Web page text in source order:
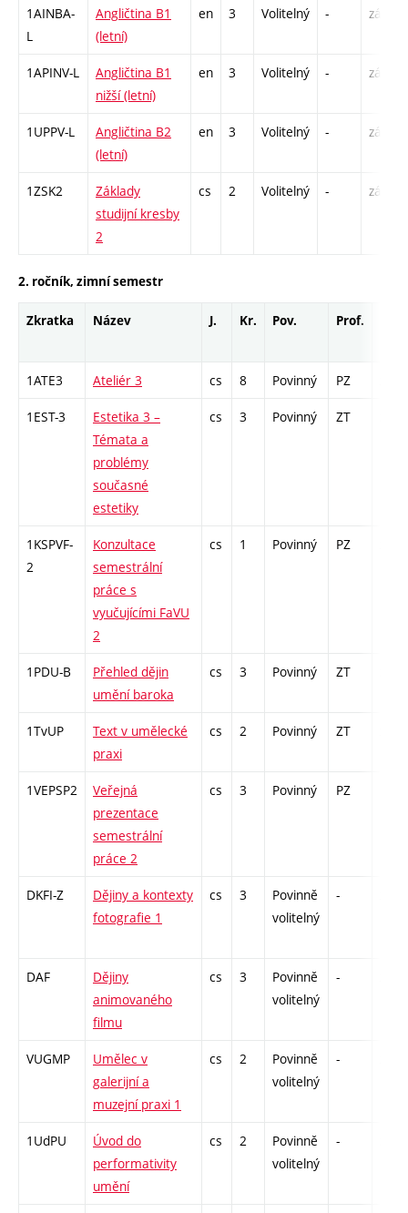
1AINBA-
L
Angličtina B1
(letní)
en 3 Volitelný - zá,zk
1APINV-L
Angličtina B1
nižší (letní)
en 3 Volitelný - zá
1UPPV-L
Angličtina B2
(letní)
en 3 Volitelný - zá,zk
1ZSK2
Základy
studijní kresby
2
cs 2 Volitelný - zá
2. ročník, zimní semestr
Zkratka Název J. Kr. Pov. Prof.
1ATE3 Ateliér 3 cs 8 Povinný PZ
1EST-3
Estetika 3 –
Témata a
problémy
současné
estetiky
cs 3 Povinný ZT
1KSPVF-
2
Konzultace
semestrální
práce s
vyučujícími FaVU
2
cs 1 Povinný PZ
1PDU-B
Přehled dějin
umění baroka
cs 3 Povinný ZT
1TvUP
Text v umělecké
praxi
cs 2 Povinný ZT
1VEPSP2
Veřejná
prezentace
semestrální
práce 2
cs 3 Povinný PZ
DKFI-Z
Dějiny a kontexty
fotografie 1
cs 3
Povinně
volitelný
-
DAF
Dějiny
animovaného
filmu
cs 3
Povinně
volitelný
-
VUGMP
Umělec v
galerijní a
muzejní praxi 1
cs 2
Povinně
volitelný
-
1UdPU
Úvod do
performativity
umění
cs 2
Povinně
volitelný
-